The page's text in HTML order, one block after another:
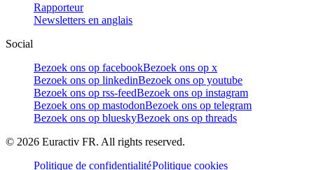
Rapporteur
Newsletters en anglais
Social
Bezoek ons op facebookBezoek ons op x
Bezoek ons op linkedinBezoek ons op youtube
Bezoek ons op rss-feedBezoek ons op instagram
Bezoek ons op mastodonBezoek ons op telegram
Bezoek ons op blueskyBezoek ons op threads
© 2026 Euractiv FR. All rights reserved.
Politique de confidentialitéPolitique cookies